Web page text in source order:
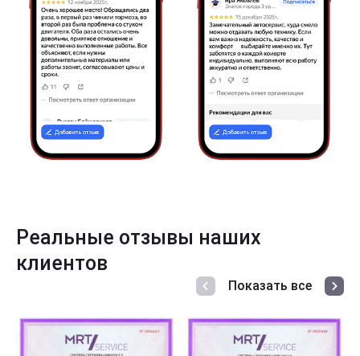
Реальные отзывы наших
клиентов
Показать все